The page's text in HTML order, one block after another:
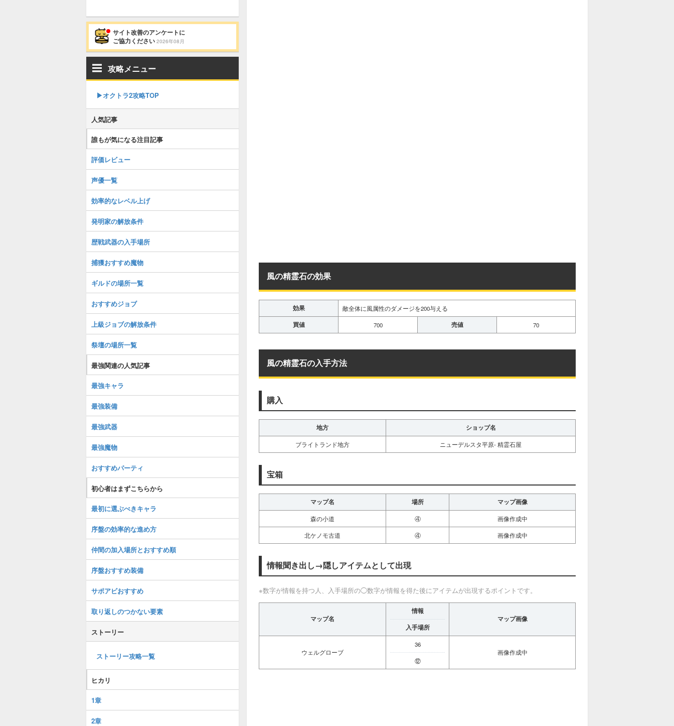
風の精霊石の効果
効果 敵全体に風属性のダメージを200与える
買値 700 売値 70
風の精霊石の入手方法
購入
地方 ショップ名
ブライトランド地方 ニューデルスタ平原- 精霊石屋
宝箱
マップ名 場所 マップ画像
森の小道 ④ 画像作成中
北ケノモ古道 ④ 画像作成中
情報聞き出し→隠しアイテムとして出現
※数字が情報を持つ人、入手場所の◯数字が情報を得た後にアイテムが出現するポイントです。
マップ名
情報
入手場所
マップ画像
ウェルグローブ
36
⑫
画像作成中
サイト改善のアンケートに
ご協力ください 2026年08月
攻略メニュー
▶︎オクトラ2攻略TOP
人気記事
誰もが気になる注目記事
評価レビュー
声優一覧
効率的なレベル上げ
発明家の解放条件
歴戦武器の入手場所
捕獲おすすめ魔物
ギルドの場所一覧
おすすめジョブ
上級ジョブの解放条件
祭壇の場所一覧
最強関連の人気記事
最強キャラ
最強装備
最強武器
最強魔物
おすすめパーティ
初心者はまずこちらから
最初に選ぶべきキャラ
序盤の効率的な進め方
仲間の加入場所とおすすめ順
序盤おすすめ装備
サポアビおすすめ
取り返しのつかない要素
ストーリー
ストーリー攻略一覧
ヒカリ
1章
2章